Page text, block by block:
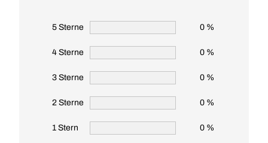
5 Sterne 0 %
4 Sterne 0 %
3 Sterne 0 %
2 Sterne 0 %
1 Stern 0 %